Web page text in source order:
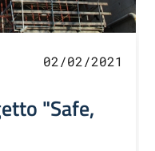
02/02/2021
"Safe,